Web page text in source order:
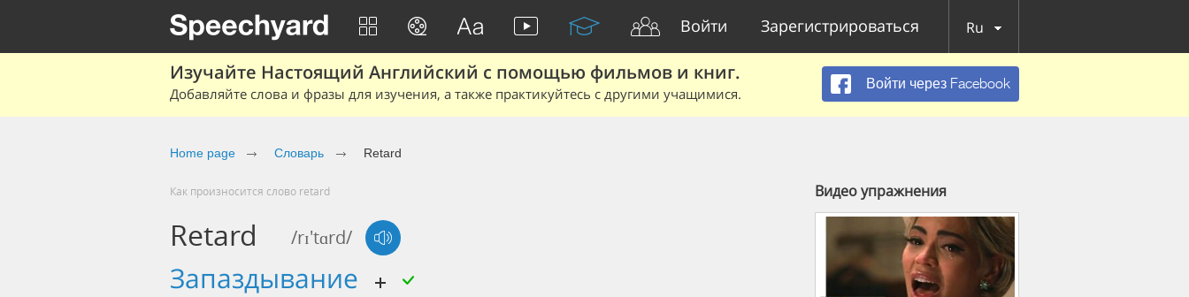
Войти Зарегистрироваться Ru
Изучайте Настоящий Английский с помощью фильмов и книг.
Добавляйте слова и фразы для изучения, а также практикуйтесь с другими учащимися.
Войти через Facebook
Home page Словарь Retard
Как произносится слово retard
Retard /rɪ'tɑrd/
запаздывание
Видео упражнения